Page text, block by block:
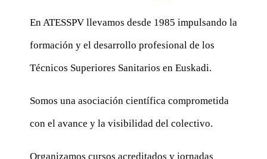
En ATESSPV llevamos desde 1985 impulsando la
formación y el desarrollo profesional de los
Técnicos Superiores Sanitarios en Euskadi.
Somos una asociación científica comprometida
con el avance y la visibilidad del colectivo.
Organizamos cursos acreditados y jornadas